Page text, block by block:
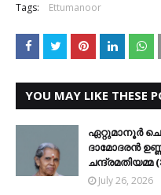
Tags: Ettumanoor
YOU MAY LIKE THESE
ഏറ്റുമാനൂര്‍
ദാമോദരന്‍
ചന്ദ്രമതിയമ്മ
July 26, 2026